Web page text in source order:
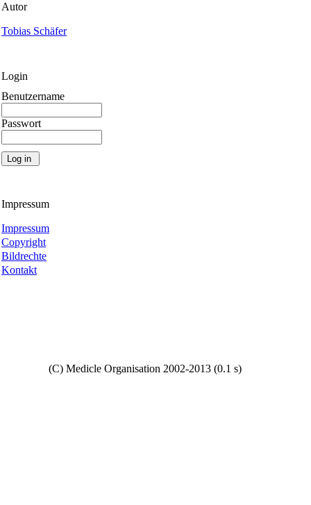
Autor
Tobias Schäfer
Login
Benutzername
Passwort
Impressum
Impressum
Copyright
Bildrechte
Kontakt
(C) Medicle Organisation 2002-2013 (0.1 s)